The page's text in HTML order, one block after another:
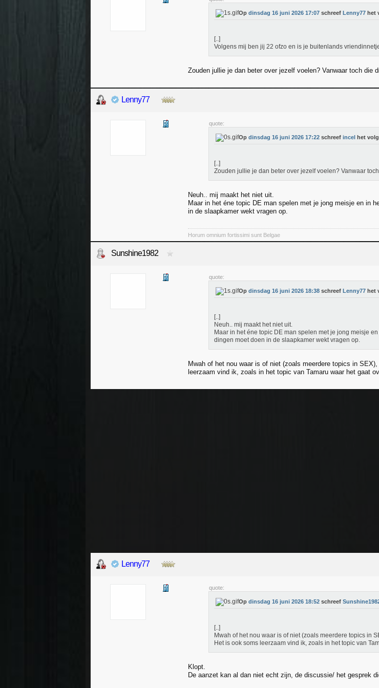
Op dinsdag 16 juni 2026 17:07 schreef Lenny77 het
[..]
Volgens mij ben jij 22 ofzo en is je buitenlands
Zouden jullie je dan beter over jezelf voelen? Vanwaar toch die
Lenny77
quote:
Op dinsdag 16 juni 2026 17:22 schreef incel het
[..]
Zouden jullie je dan beter over jezelf voelen? Vanwaar
Neuh.. mij maakt het niet uit.
Maar in het éne topic DE man spelen met je jong meisje en in
in de slaapkamer wekt vragen op.
Horum omnium fortissimi sunt Belgae
Sunshine1982
quote:
Op dinsdag 16 juni 2026 18:38 schreef Lenny77 het
[..]
Neuh.. mij maakt het niet uit.
Maar in het éne topic DE man spelen met je jong meisje
dingen moet doen in de slaapkamer wekt vragen op.
Mwah of het nou waar is of niet (zoals meerdere topics in
leerzaam vind ik, zoals in het topic van Tamaru waar het gaat
Lenny77
quote:
Op dinsdag 16 juni 2026 18:52 schreef
[..]
Mwah of het nou waar is of niet (zoals meerdere topics in
Het is ook soms leerzaam vind ik, zoals in het topic van
Klopt.
De aanzet kan al dan niet echt zijn, de discussie/ het gesprek